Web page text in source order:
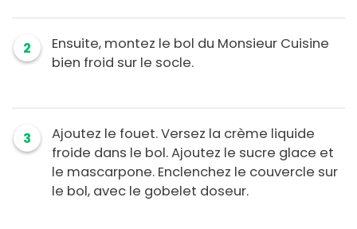
2
Ensuite, montez le bol du Monsieur Cuisine
bien froid sur le socle.
3
Ajoutez le fouet. Versez la crème liquide
froide dans le bol. Ajoutez le sucre glace et
le mascarpone. Enclenchez le couvercle sur
le bol, avec le gobelet doseur.